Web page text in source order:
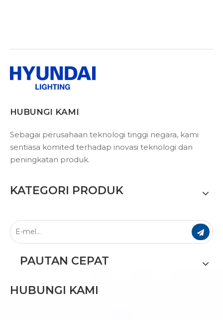
HUBUNGI KAMI
Sebagai perusahaan teknologi tinggi negara, kami
sentiasa komited terhadap inovasi teknologi dan
peningkatan produk.
KATEGORI PRODUK
PAUTAN CEPAT
HUBUNGI KAMI